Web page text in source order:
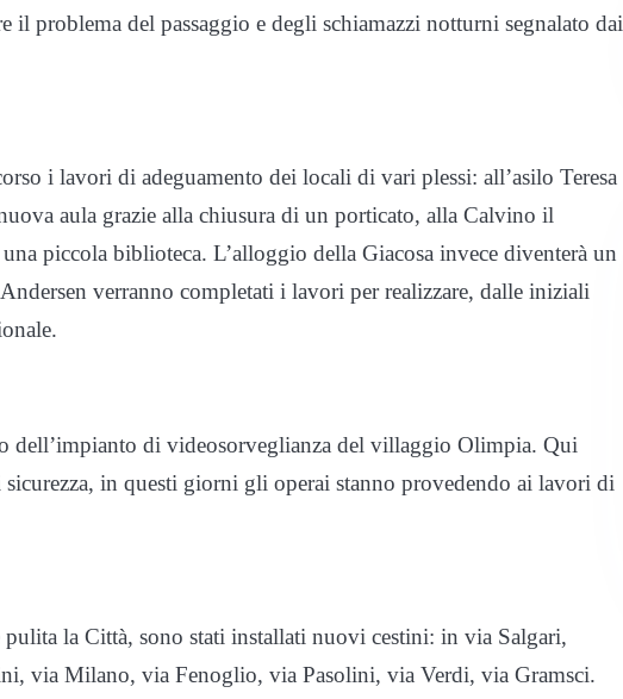
il problema del passaggio e degli schiamazzi notturni segnalato dai
i lavori di adeguamento dei locali di vari plessi: all’asilo Teresa
aula grazie alla chiusura di un porticato, alla Calvino il
piccola biblioteca. L’alloggio della Giacosa invece diventerà un
verranno completati i lavori per realizzare, dalle iniziali
dell’impianto di videosorveglianza del villaggio Olimpia. Qui
sicurezza, in questi giorni gli operai stanno provedendo ai lavori di
la Città, sono stati installati nuovi cestini: in via Salgari,
via Milano, via Fenoglio, via Pasolini, via Verdi, via Gramsci.